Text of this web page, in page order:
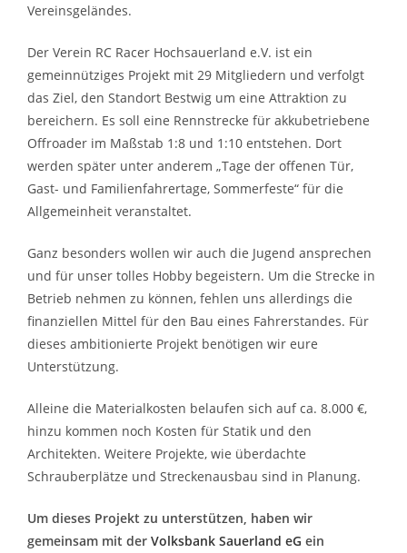
Vereinsgeländes.
Der Verein RC Racer Hochsauerland e.V. ist ein
gemeinnütziges Projekt mit 29 Mitgliedern und verfolgt
das Ziel, den Standort Bestwig um eine Attraktion zu
bereichern. Es soll eine Rennstrecke für akkubetriebene
Offroader im Maßstab 1:8 und 1:10 entstehen. Dort
werden später unter anderem „Tage der offenen Tür,
Gast- und Familienfahrertage, Sommerfeste“ für die
Allgemeinheit veranstaltet.
Ganz besonders wollen wir auch die Jugend ansprechen
und für unser tolles Hobby begeistern. Um die Strecke in
Betrieb nehmen zu können, fehlen uns allerdings die
finanziellen Mittel für den Bau eines Fahrerstandes. Für
dieses ambitionierte Projekt benötigen wir eure
Unterstützung.
Alleine die Materialkosten belaufen sich auf ca. 8.000 €,
hinzu kommen noch Kosten für Statik und den
Architekten. Weitere Projekte, wie überdachte
Schrauberplätze und Streckenausbau sind in Planung.
Um dieses Projekt zu unterstützen, haben wir
gemeinsam mit der Volksbank Sauerland eG ein